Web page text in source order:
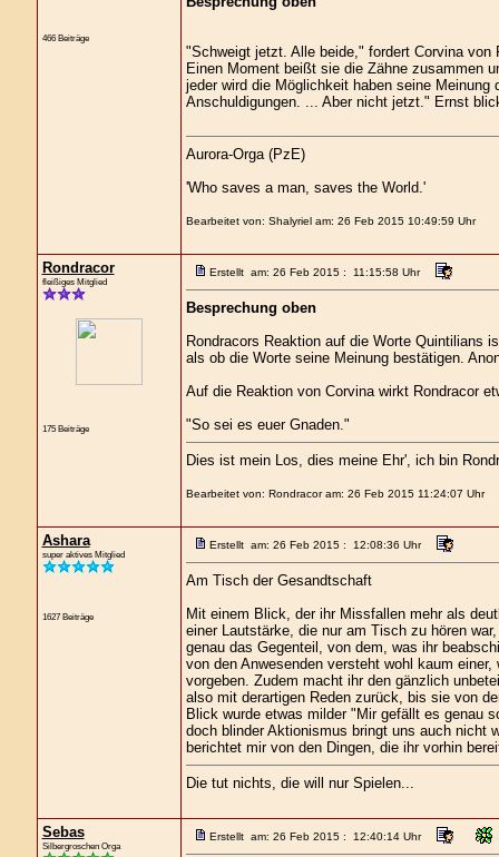
466 Beiträge
"Schweigt jetzt. Alle beide," fordert Corvina
Einen Moment beißt sie die Zähne zusammen
jeder wird die Möglichkeit haben seine
Anschuldigungen. ... Aber nicht jetzt." Ernst
Aurora-Orga (PzE)
'Who saves a man, saves the World.'
Bearbeitet von: Shalyriel am: 26 Feb 2015 10:49:59 Uhr
Rondracor
fleißiges Mitglied
175 Beiträge
Erstellt am: 26 Feb 2015 : 11:15:58 Uhr
Besprechung oben
Rondracors Reaktion auf die Worte Quintilians
als ob die Worte seine Meinung bestätigen.
Auf die Reaktion von Corvina wirkt Rondracor
"So sei es euer Gnaden."
Dies ist mein Los, dies meine Ehr', ich bin
Bearbeitet von: Rondracor am: 26 Feb 2015 11:24:07 Uhr
Ashara
super aktives Mitglied
1627 Beiträge
Erstellt am: 26 Feb 2015 : 12:08:36 Uhr
Am Tisch der Gesandtschaft
Mit einem Blick, der ihr Missfallen mehr als
einer Lautstärke, die nur am Tisch zu hören
genau das Gegenteil, von dem, was ihr
von den Anwesenden versteht wohl kaum
vorgeben. Zudem macht ihr den gänzlich
also mit derartigen Reden zurück, bis sie von
Blick wurde etwas milder "Mir gefällt es genau
doch blinder Aktionismus bringt uns auch nicht
berichtet mir von den Dingen, die ihr vorhin
Die tut nichts, die will nur Spielen...
Sebas
Silbergroschen Orga
Erstellt am: 26 Feb 2015 : 12:40:14 Uhr